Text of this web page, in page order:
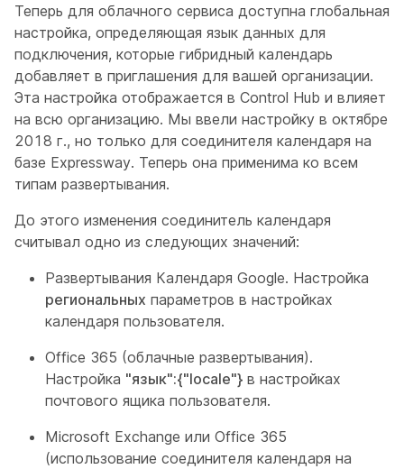
Теперь для облачного сервиса доступна глобальная
настройка, определяющая язык данных для
подключения, которые гибридный календарь
добавляет в приглашения для вашей организации.
Эта настройка отображается в Control Hub и влияет
на всю организацию. Мы ввели настройку в октябре
2018 г., но только для соединителя календаря на
базе Expressway. Теперь она применима ко всем
типам развертывания.
До этого изменения соединитель календаря
считывал одно из следующих значений:
Развертывания Календаря Google. Настройка
региональных параметров в настройках
календаря пользователя.
Office 365 (облачные развертывания).
Настройка "язык":{"locale"} в настройках
почтового ящика пользователя.
Microsoft Exchange или Office 365
(использование соединителя календаря на